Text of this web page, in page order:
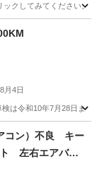
クしてみてください。
8月4日
は令和10年7月28日ま
コン）不良 キー
左右エアバッ
ート ＡＢＳ